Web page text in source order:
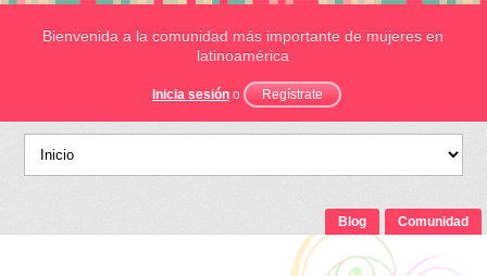
Bienvenida a la comunidad más importante de mujeres en
latinoamérica
Inicia sesión o Regístrate
Blog Comunidad